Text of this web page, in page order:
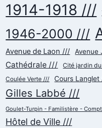
1914-1918 ///
1946-2000 ///
Avenue de Laon /// Avenue
Cathédrale /// Cité jardin
Coulée Verte /// Cours
Gilles Labbé ///
Goulet-Turpin - Familistère -
Hôtel de Ville ///